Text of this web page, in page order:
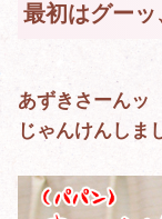
最初はグー
あずきさーんッ
じゃんけんしま